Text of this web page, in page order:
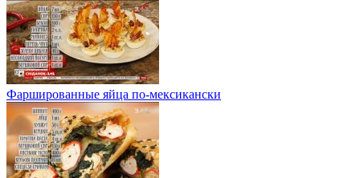
Фаршированные яйца по-мексикански